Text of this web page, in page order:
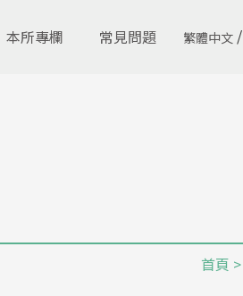
本所專欄 常見問題 繁體中文 /
首頁 >